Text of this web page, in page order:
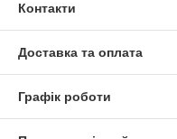
Контакти
Доставка та оплата
Графік роботи